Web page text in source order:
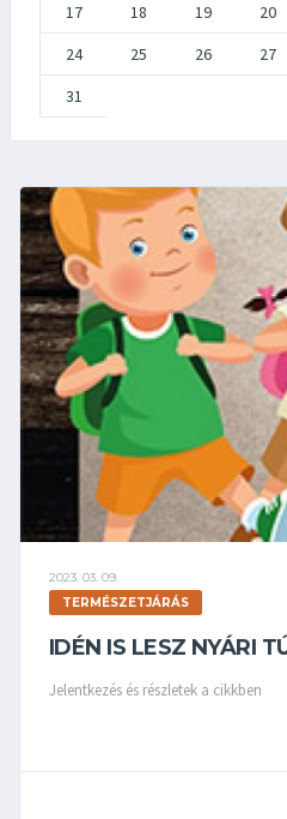
17
18 19 20
24
25 26 27
31
2023. 03. 09.
TERMÉSZETJÁRÁS
IDÉN IS LESZ NYÁRI
Jelentkezés és részletek a cikkben